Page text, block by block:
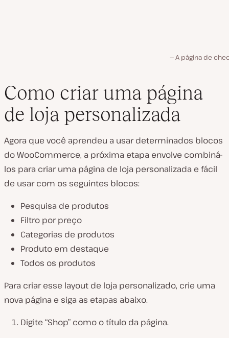
A página de
Como criar uma página
de loja personalizada
Agora que você aprendeu a usar determinados blocos
do WooCommerce, a próxima etapa envolve combiná-
los para criar uma página de loja personalizada e fácil
de usar com os seguintes blocos:
Pesquisa de produtos
Filtro por preço
Categorias de produtos
Produto em destaque
Todos os produtos
Para criar esse layout de loja personalizado, crie uma
nova página e siga as etapas abaixo.
Digite “Shop” como o título da página.